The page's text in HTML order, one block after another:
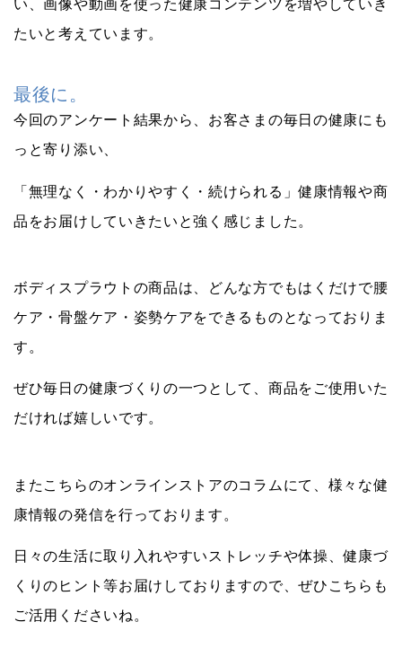
い、画像や動画を使った健康コンテンツを増やしていき
たいと考えています。
最後に。
今回のアンケート結果から、お客さまの毎日の健康にも
っと寄り添い、
「無理なく・わかりやすく・続けられる」健康情報や商
品をお届けしていきたいと強く感じました。
ボディスプラウトの商品は、どんな方でもはくだけで腰
ケア・骨盤ケア・姿勢ケアをできるものとなっておりま
す。
ぜひ毎日の健康づくりの一つとして、商品をご使用いた
だければ嬉しいです。
またこちらのオンラインストアのコラムにて、様々な健
康情報の発信を行っております。
日々の生活に取り入れやすいストレッチや体操、健康づ
くりのヒント等お届けしておりますので、ぜひこちらも
ご活用くださいね。